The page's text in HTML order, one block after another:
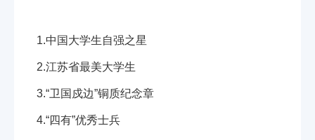
1.中国大学生自强之星
2.江苏省最美大学生
3.“卫国戍边”铜质纪念章
4.“四有”优秀士兵